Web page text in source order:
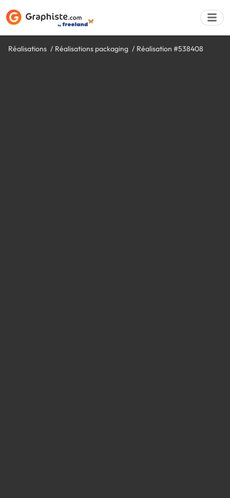
Réalisations Réalisations packaging Réalisation #538408